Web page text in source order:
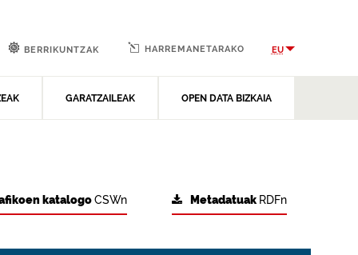
GARATZAILEAK OPEN DATA BIZKAIA
BERRIKUNTZAK HARREMANETARAKO EU
Metadatuak RDFn
katalogoCSWn